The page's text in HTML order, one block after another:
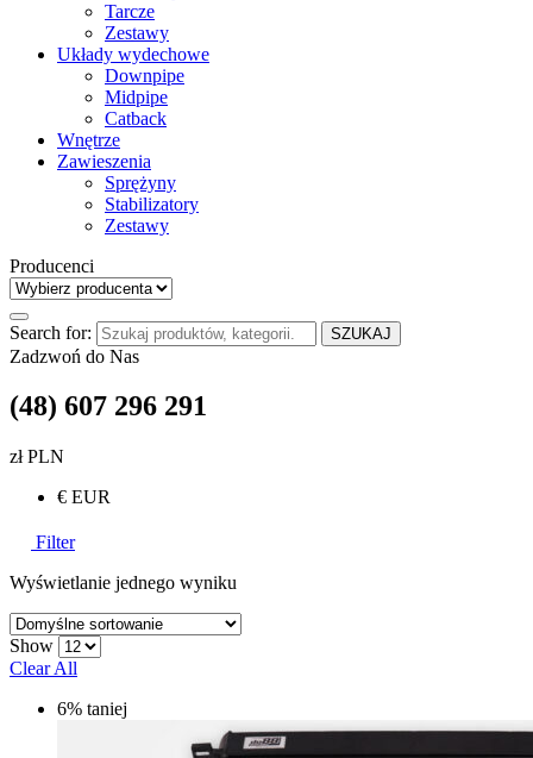
Tarcze
Zestawy
Układy wydechowe
Downpipe
Midpipe
Catback
Wnętrze
Zawieszenia
Sprężyny
Stabilizatory
Zestawy
Producenci
Search for: SZUKAJ
Zadzwoń do Nas
(48) 607 296 291
zł PLN
€ EUR
Filter
Wyświetlanie jednego wyniku
Show
Clear All
6% taniej